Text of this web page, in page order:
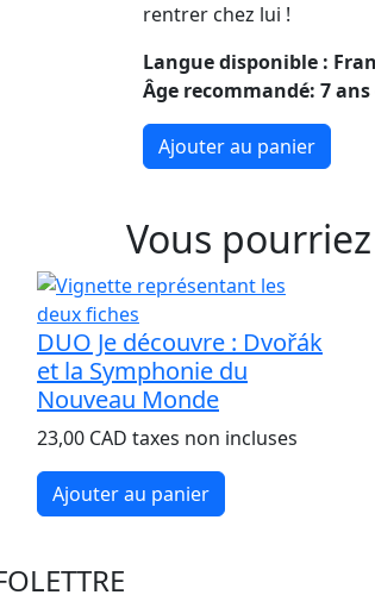
rentrer chez lui !
Langue disponible :
Âge recommandé: 7
Ajouter au panier
Vous
DUO Je découvre : Dvořák
et la Symphonie du
Nouveau Monde
23,00 CAD taxes non incluses
Ajouter au panier